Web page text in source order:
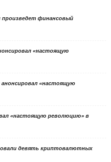
произведет финансовый
«настоящую
анонсировал «настоящую
«настоящую революцию» в
девять криптовалютных